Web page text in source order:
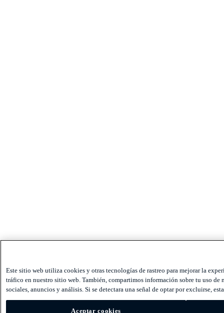
Este sitio web utiliza cookies y otras tecnologías de rastreo para mejorar la
tráfico en nuestro sitio web. También, compartimos información sobre tu uso de
sociales, anuncios y análisis. Si se detectara una señal de optar por excluirse,
Aceptar cookies